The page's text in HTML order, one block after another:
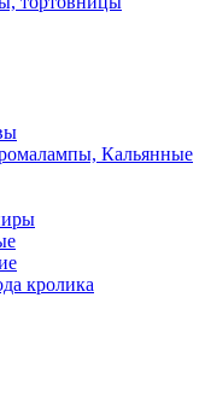
Кальянные
кролика